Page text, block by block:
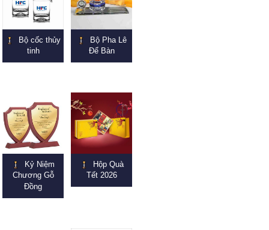
Bộ cốc thủy
tinh
Bộ Pha Lê
Để Bàn
Kỷ Niệm
Chương Gỗ
Đồng
Hộp Quà
Tết 2026